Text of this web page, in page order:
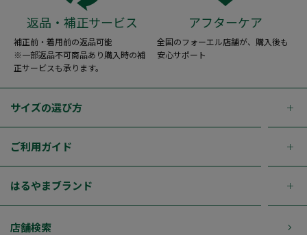
返品・補正サービス
補正前・着用前の返品可能
※一部返品不可商品あり購入時の補
正サービスも承ります。
アフターケア
全国のフォーエル店舗が、購入後も
安心サポート
サイズの選び方
ご利用ガイド
はるやまブランド
店舗検索